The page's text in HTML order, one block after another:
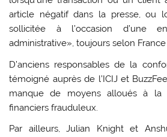
article négatif dans la presse, ou
sollicitée à l’occasion d’une
administrative», toujours selon France
D’anciens responsables de la
témoigné auprès de l’ICIJ et
manque de moyens alloués à
financiers frauduleux.
Par ailleurs, Julian Knight et